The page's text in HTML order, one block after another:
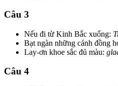
Câu 3
Nếu đi từ Kinh Bắc xuống:
Bạt ngàn những cánh đồng
Lay-ơn khoe sắc đủ màu:
Câu 4